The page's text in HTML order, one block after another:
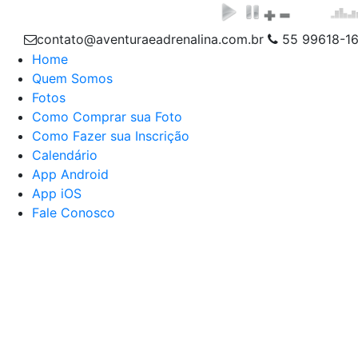
contato@aventuraeadrenalina.com.br 55 99618-
Home
Quem Somos
Fotos
Como Comprar sua Foto
Como Fazer sua Inscrição
Calendário
App Android
App iOS
Fale Conosco